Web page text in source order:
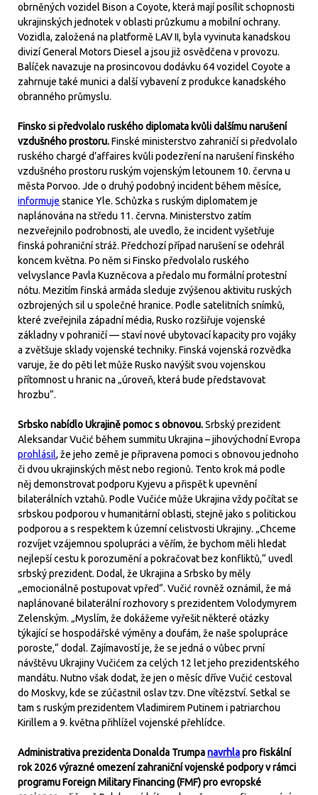
obrněných vozidel Bison a Coyote, která mají posílit schopnosti
ukrajinských jednotek v oblasti průzkumu a mobilní ochrany.
Vozidla, založená na platformě LAV II, byla vyvinuta kanadskou
divizí General Motors Diesel a jsou již osvědčena v provozu.
Balíček navazuje na prosincovou dodávku 64 vozidel Coyote a
zahrnuje také munici a další vybavení z produkce kanadského
obranného průmyslu.
Finsko si předvolalo ruského diplomata kvůli dalšímu narušení
vzdušného prostoru.Finské ministerstvo zahraničí si předvolalo
ruského chargé d’affaires kvůli podezření na narušení finského
vzdušného prostoru ruským vojenským letounem 10. června u
města Porvoo. Jde o druhý podobný incident během měsíce,
informuje stanice Yle. Schůzka s ruským diplomatem je
naplánována na středu 11. června. Ministerstvo zatím
nezveřejnilo podrobnosti, ale uvedlo, že incident vyšetřuje
finská pohraniční stráž. Předchozí případ narušení se odehrál
koncem května. Po něm si Finsko předvolalo ruského
velvyslance Pavla Kuzněcova a předalo mu formální protestní
nótu. Mezitím finská armáda sleduje zvýšenou aktivitu ruských
ozbrojených sil u společné hranice. Podle satelitních snímků,
které zveřejnila západní média, Rusko rozšiřuje vojenské
základny v pohraničí — staví nové ubytovací kapacity pro vojáky
a zvětšuje sklady vojenské techniky. Finská vojenská rozvědka
varuje, že do pěti let může Rusko navýšit svou vojenskou
přítomnost u hranic na „úroveň, která bude představovat
hrozbu“.
Srbsko nabídlo Ukrajině pomoc s obnovou.Srbský prezident
Aleksandar Vučić během summitu Ukrajina – jihovýchodní Evropa
prohlásil, že jeho země je připravena pomoci s obnovou jednoho
či dvou ukrajinských měst nebo regionů. Tento krok má podle
něj demonstrovat podporu Kyjevu a přispět k upevnění
bilaterálních vztahů. Podle Vučiće může Ukrajina vždy počítat se
srbskou podporou v humanitární oblasti, stejně jako s politickou
podporou a s respektem k územní celistvosti Ukrajiny. „Chceme
rozvíjet vzájemnou spolupráci a věřím, že bychom měli hledat
nejlepší cestu k porozumění a pokračovat bez konfliktů,“ uvedl
srbský prezident. Dodal, že Ukrajina a Srbsko by měly
„emocionálně postupovat vpřed“. Vučić rovněž oznámil, že má
naplánované bilaterální rozhovory s prezidentem Volodymyrem
Zelenským. „Myslím, že dokážeme vyřešit některé otázky
týkající se hospodářské výměny a doufám, že naše spolupráce
poroste,“ dodal. Zajímavostí je, že se jedná o vůbec první
návštěvu Ukrajiny Vučićem za celých 12 let jeho prezidentského
mandátu. Nutno však dodat, že jen o měsíc dříve Vučić cestoval
do Moskvy, kde se zúčastnil oslav tzv. Dne vítězství. Setkal se
tam s ruským prezidentem Vladimirem Putinem i patriarchou
Kirillem a 9. května přihlížel vojenské přehlídce.
Administrativa prezidenta Donalda Trumpanavrhlapro fiskální
rok 2026 výrazné omezení zahraniční vojenské podpory v rámci
programu Foreign Military Financing (FMF) pro evropské